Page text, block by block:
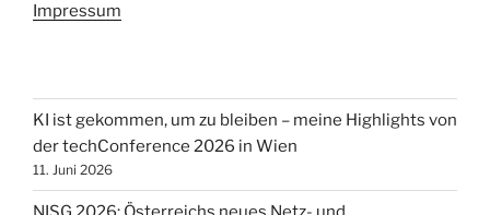
Impressum
KI ist gekommen, um zu bleiben – meine Highlights von
der techConference 2026 in Wien
11. Juni 2026